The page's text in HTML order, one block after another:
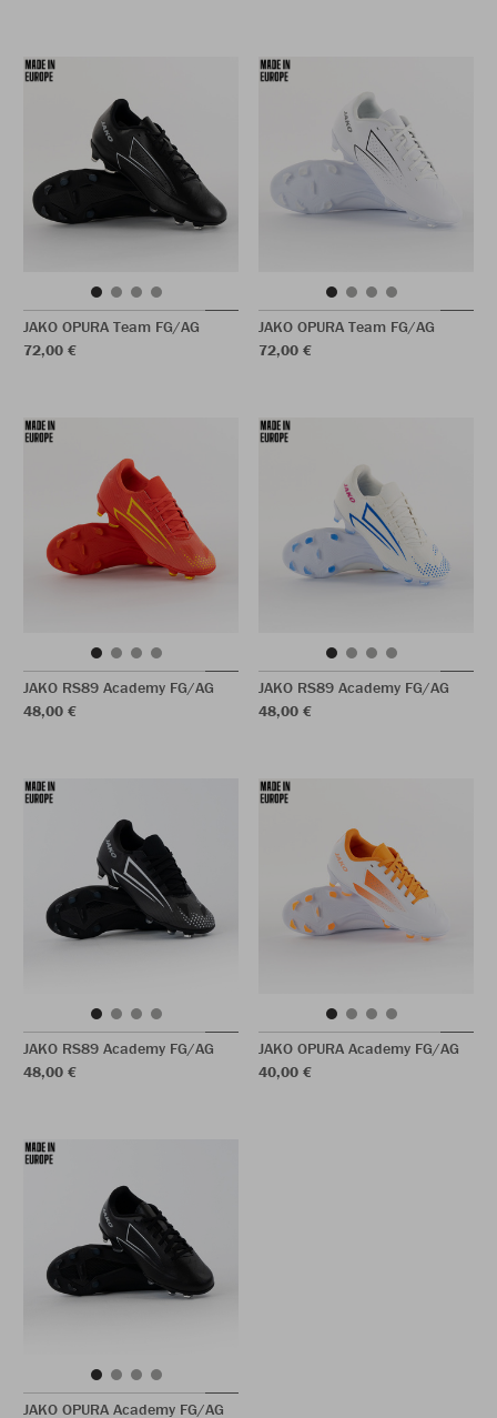
JAKO OPURA Team FG/AG
72,00 €
JAKO OPURA Team FG/AG
72,00 €
JAKO RS89 Academy FG/AG
48,00 €
JAKO RS89 Academy FG/AG
48,00 €
JAKO RS89 Academy FG/AG
48,00 €
JAKO OPURA Academy FG/AG
40,00 €
JAKO OPURA Academy FG/AG